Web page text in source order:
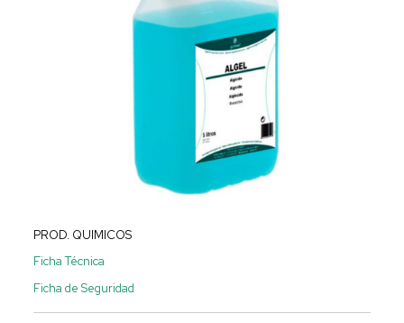
PROD. QUIMICOS
Ficha Técnica
Ficha de Seguridad